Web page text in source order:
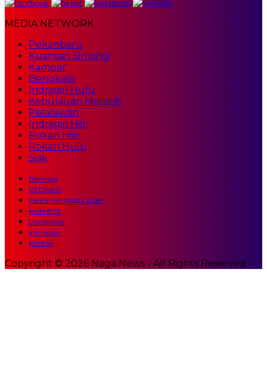
MEDIA NETWORK
Pekanbaru
Kuantan Singingi
Kampar
Bengkalis
Indragiri Hulu
Kepulauan Meranti
Pelalawan
Indragiri Hilir
Rokan Hilir
Rokan Hulu
Siak
Beranda
REDAKSI
Pedoman Media Siber
Kode Etik
Disclaimer
Info Iklan
Kontak
Copyright © 2026 Naga News - All Rights Reserved